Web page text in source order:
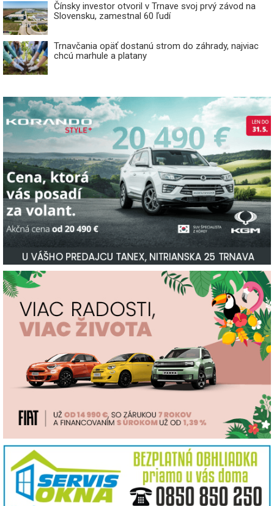
Čínsky investor otvoril v Trnave svoj prvý závod na
Slovensku, zamestnal 60 ľudí
Trnavčania opäť dostanú strom do záhrady, najviac
chcú marhule a platany